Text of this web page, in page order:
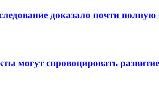
доказало почти полную
могут спровоцировать